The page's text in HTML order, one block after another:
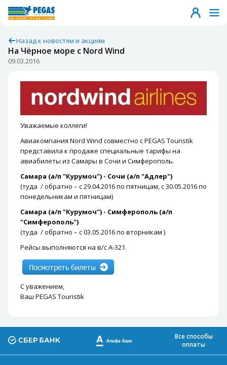
Назад к новостям и акциям
На Чёрное море с Nord Wind
09.03.2016
Уважаемые коллеги!
Авиакомпания Nord Wind совместно с PEGAS Touristik
представила к продаже специальные тарифы на
авиабилеты из Самары в Сочи и Симферополь.
Самара (а/п "Курумоч") - Сочи (а/п "Адлер")
(туда / обратно – с 29.04.2016 по пятницам, с 30.05.2016 по
понедельникам и пятницам)
Самара (а/п "Курумоч") - Симферополь (а/п
"Симферополь")
(туда / обратно – с 03.05.2016 по вторникам )
Рейсы выполняются на в/с А-321.
С уважением,
Ваш PEGAS Touristik
Все способы
оплаты